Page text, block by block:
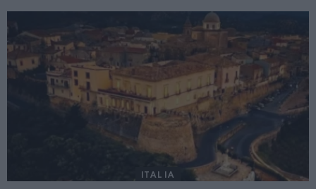
ITALIA